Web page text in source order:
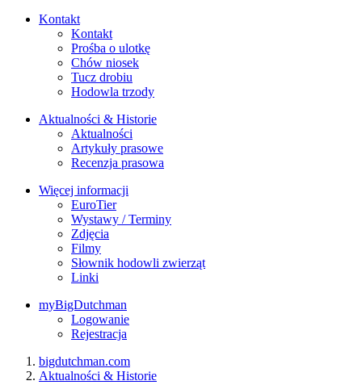
Kontakt
Kontakt
Prośba o ulotkę
Chów niosek
Tucz drobiu
Hodowla trzody
Aktualności & Historie
Aktualności
Artykuły prasowe
Recenzja prasowa
Więcej informacji
EuroTier
Wystawy / Terminy
Zdjęcia
Filmy
Słownik hodowli zwierząt
Linki
myBigDutchman
Logowanie
Rejestracja
bigdutchman.com
Aktualności & Historie